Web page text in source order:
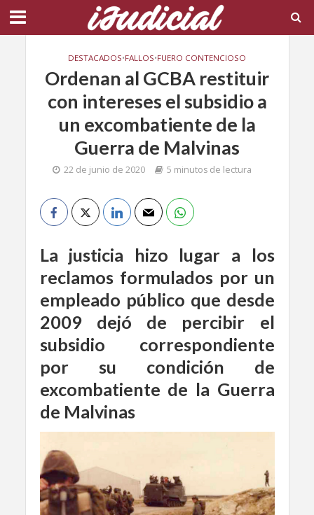
DESTACADOS•FALLOS•FUERO CONTENCIOSO
Ordenan al GCBA restituir
con intereses el subsidio a
un excombatiente de la
Guerra de Malvinas
22 de junio de 2020 5 minutos de lectura
La justicia hizo lugar a los
reclamos formulados por un
empleado público que desde
2009 dejó de percibir el
subsidio correspondiente
por su condición de
excombatiente de la Guerra
de Malvinas